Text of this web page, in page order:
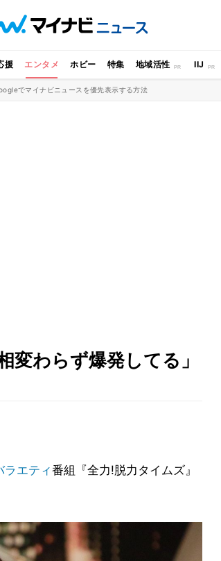
援 エンタメ ホビー 特集 地域活性 IIJ
でマイナビニュースを優先表示する方法
変わらず爆発してる」
ラエティ番組『全力!脱力タイムズ』